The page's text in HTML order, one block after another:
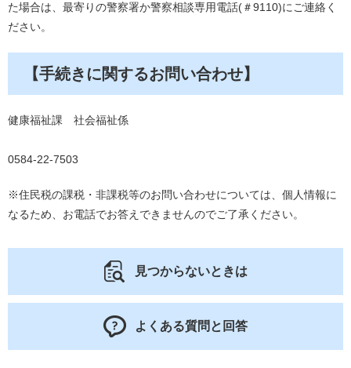
た場合は、最寄りの警察署か警察相談専用電話(＃9110)にご連絡く
ださい。
【手続きに関するお問い合わせ】
健康福祉課 社会福祉係
0584-22-7503
※住民税の課税・非課税等のお問い合わせについては、個人情報に
なるため、お電話でお答えできませんのでご了承ください。
見つからないときは
よくある質問と回答